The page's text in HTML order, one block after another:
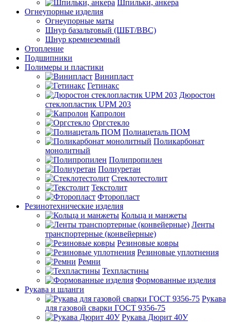
Шпильки, анкера
Огнеупорные изделия
Огнеупорные маты
Шнур базальтовый (ШБТ/ВВС)
Шнур кремнеземный
Отопление
Подшипники
Полимеры и пластики
Винипласт
Гетинакс
Дюростон
стеклопластик UPM 203
Капролон
Оргстекло
Полиацеталь ПОМ
Поликарбонат
монолитный
Полипропилен
Полиуретан
Стеклотестолит
Текстолит
Фторопласт
Резинотехнические изделия
Кольца и манжеты
Ленты
транспортерные (конвейерные)
Резиновые ковры
Резиновые уплотнения
Ремни
Техпластины
Формованные изделия
Рукава и шланги
Рукава
для газовой сварки ГОСТ 9356-75
Рукава Дюрит 40У